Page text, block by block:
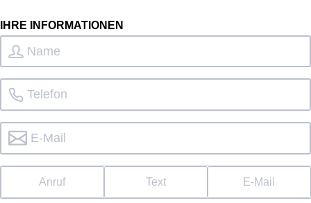
IHRE INFORMATIONEN
Anruf Text E-Mail